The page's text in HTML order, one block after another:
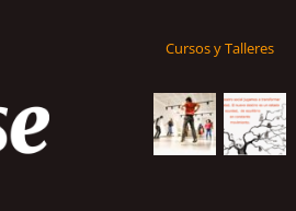
Cursos y Talleres